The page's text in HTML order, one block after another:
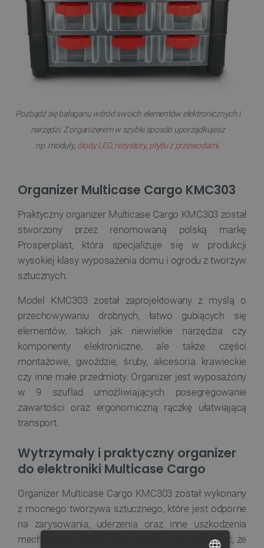
Pozbądź się bałaganu wśród swoich elementów elektronicznych i
narzędzi. Z organizerem w szybki sposób uporządkujesz
np. moduły, diody LED, rezystory, płytki z przewodami.
Organizer Multicase Cargo KMC303
Praktyczny organizer Multicase Cargo KMC303 został
stworzony przez renomowaną polską markę
Prosperplast, która specjalizuje się w produkcji
wysokiej klasy wyposażenia domu i ogrodu z tworzyw
sztucznych.
Model KMC303 został zaprojektowany z myślą o
przechowywaniu drobnych, łatwo gubiących się
elementów, takich jak niewielkie narzędzia czy
komponenty elektroniczne, ale także części
montażowe, gwoździe, śruby, akcesoria krawieckie
czy inne małe przedmioty. Organizer jest wyposażony
w 9 szuflad umożliwiających posegregowanie
zawartości oraz ergonomiczną rączkę ułatwiającą
transport.
Wytrzymały i praktyczny organizer
do elektroniki Multicase Cargo
Organizer Multicase Cargo KMC303 został wykonany
z mocnego tworzywa sztucznego, które jest odporne
na zarysowania, uderzenia oraz inne uszkodzenia
mechaniczne. Dzięki temu możesz mieć pewność, że